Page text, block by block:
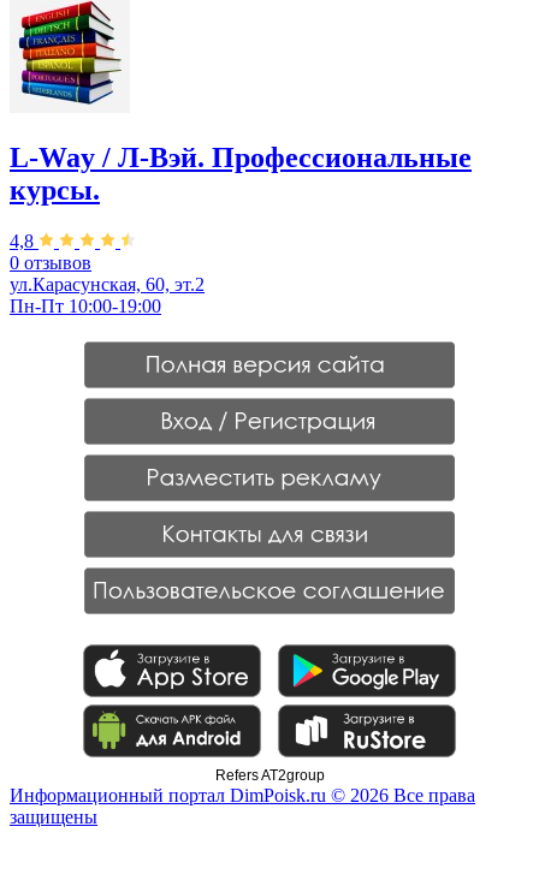
L-Way / Л-Вэй. Профессиональные
курсы.
4,8
0 отзывов
ул.Карасунская, 60, эт.2
Пн-Пт 10:00-19:00
Refers AT2group
Информационный портал DimPoisk.ru © 2026 Все права
защищены